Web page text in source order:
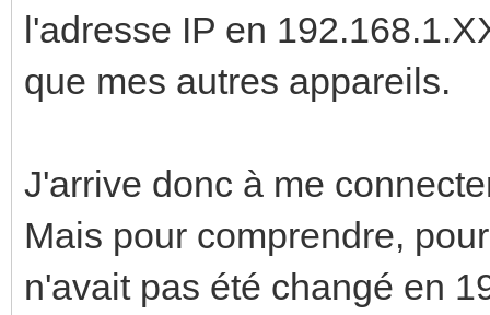
l'adresse IP en
que mes autres appareils.
J'arrive donc à me
Mais pour comprendre,
n'avait pas été changé en